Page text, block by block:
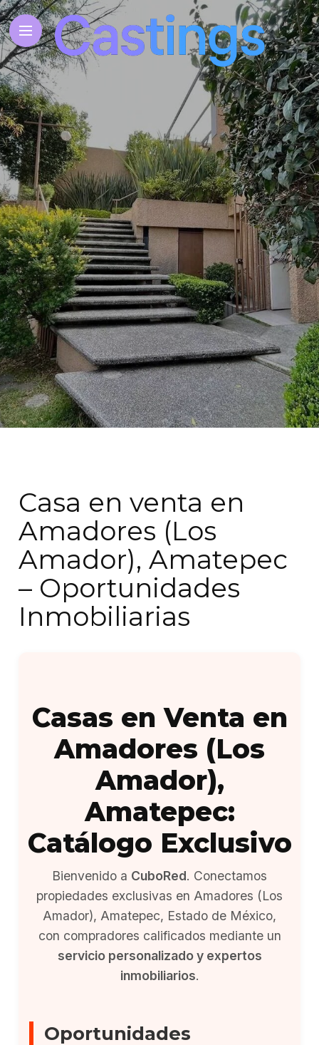
Casa en venta en
Amadores (Los
Amador), Amatepec
– Oportunidades
Inmobiliarias
Casas en Venta en
Amadores (Los
Amador),
Amatepec:
Catálogo Exclusivo
Bienvenido a CuboRed. Conectamos
propiedades exclusivas en Amadores (Los
Amador), Amatepec, Estado de México,
con compradores calificados mediante un
servicio personalizado y expertos
inmobiliarios.
Oportunidades